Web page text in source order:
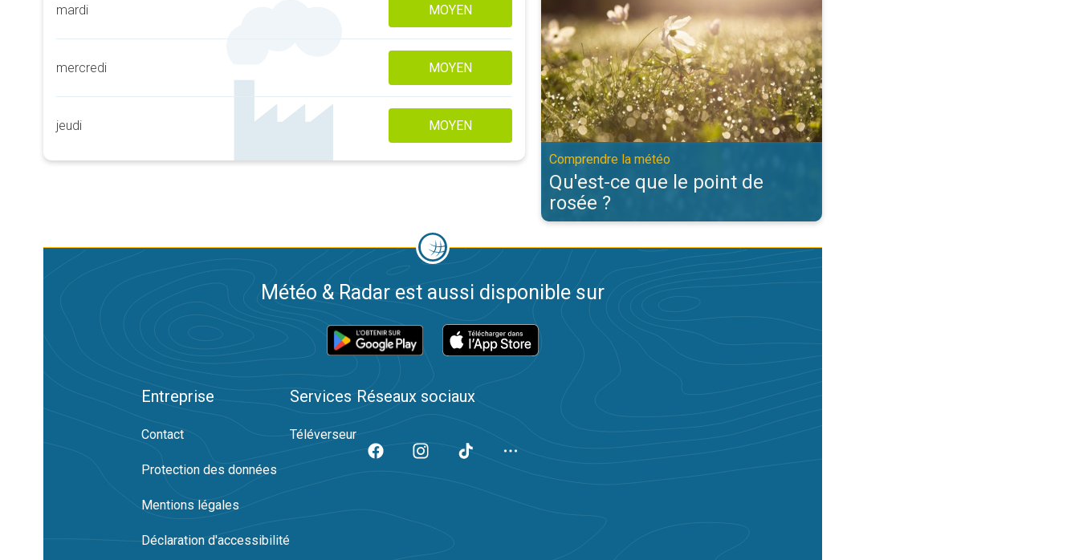
mardi MOYEN
mercredi MOYEN
jeudi MOYEN
Comprendre la météo
Qu'est-ce que le point de
rosée ?
Météo & Radar est aussi disponible sur
Entreprise
Contact
Protection des données
Mentions légales
Déclaration d'accessibilité
Services
Téléverseur
Réseaux sociaux